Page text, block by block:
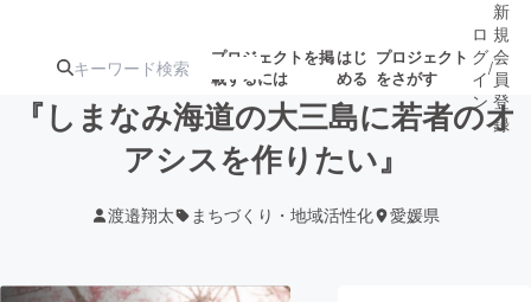
プロジェクトを掲
載するには
はじ
める
プロジェクト
をさがす
注目のリ
ターン
ジェクト
募集終了が近いプ
ロジェクト
されます
ロ
グ
イ
ン
/
新
規
会
員
登
録
『しまなみ海道の大三島に若者のオ
アシスを作りたい』
渡邉翔太 まちづくり・地域活性化 愛媛県